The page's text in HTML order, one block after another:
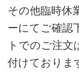
その他臨時休
ーにてご確認
トでのご注文
付けておりま